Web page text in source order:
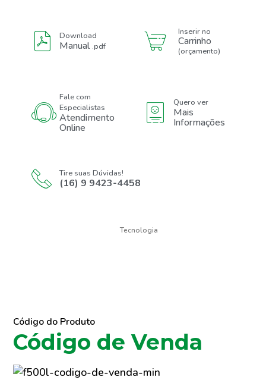
Download
Manual .pdf
Inserir no
Carrinho
(orçamento)
Fale com
Especialistas
Atendimento
Online
Quero ver
Mais
Informações
Tire suas Dúvidas!
(16) 9 9423-4458
Tecnologia
Código do Produto
Código de Venda